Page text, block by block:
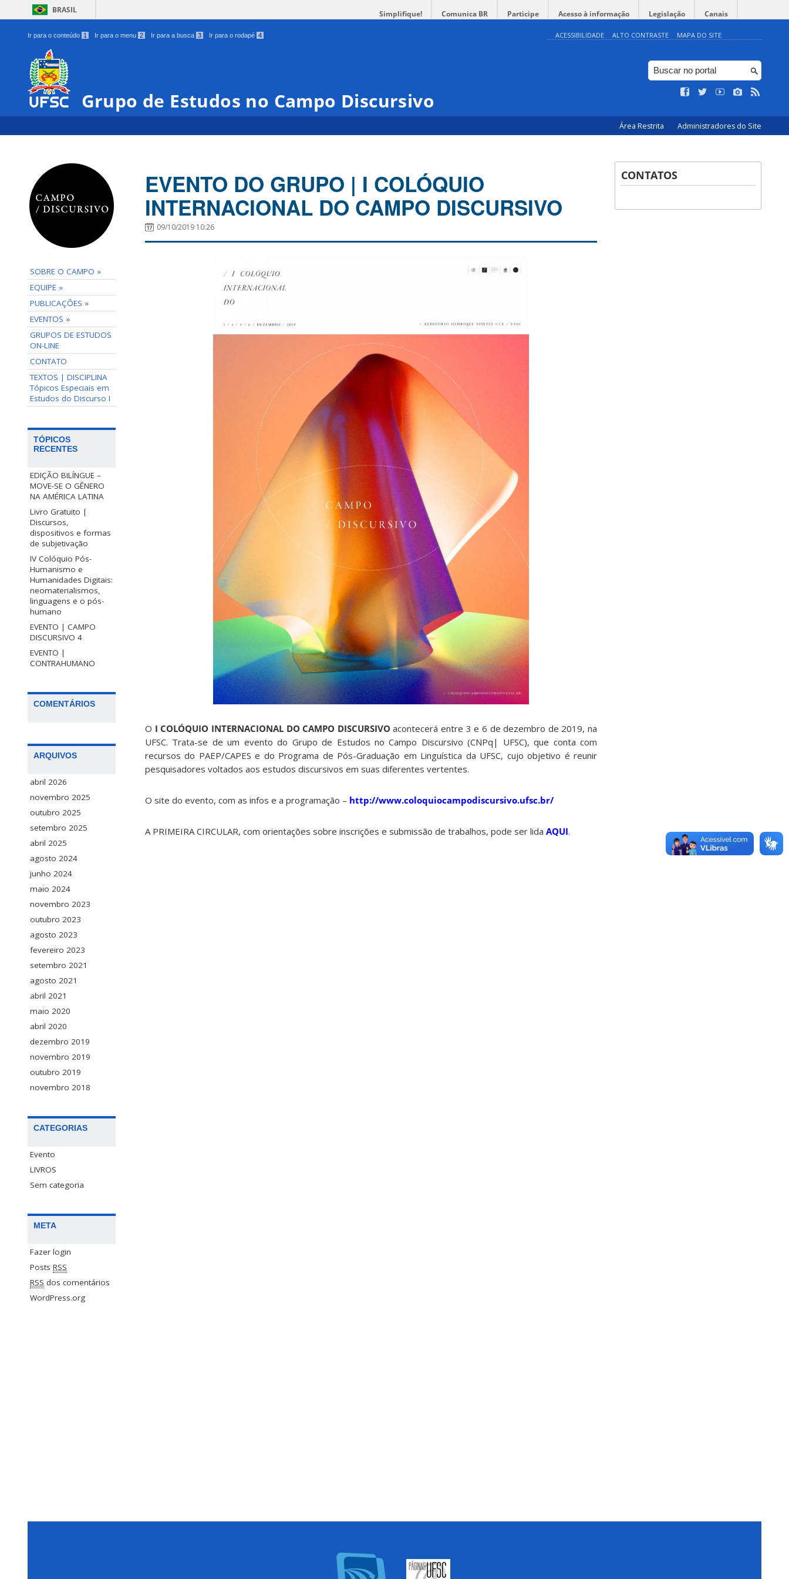
BRASIL Simplifique! Comunica BR Participe Acesso à informação Legislação Canais
Ir para o conteúdo 1 Ir para o menu 2 Ir para a busca 3 Ir para o rodapé 4 ACESSIBILIDADE ALTO CONTRASTE MAPA DO SITE
Grupo de Estudos no Campo Discursivo
Área Restrita Administradores do Site
SOBRE O CAMPO »
EQUIPE »
PUBLICAÇÕES »
EVENTOS »
GRUPOS DE ESTUDOS
ON-LINE
CONTATO
TEXTOS | DISCIPLINA
Tópicos Especiais em
Estudos do Discurso I
TÓPICOS
RECENTES
EDIÇÃO BILÍNGUE –
MOVE-SE O GÊNERO
NA AMÉRICA LATINA
Livro Gratuito |
Discursos,
dispositivos e formas
de subjetivação
IV Colóquio Pós-
Humanismo e
Humanidades Digitais:
neomaterialismos,
linguagens e o pós-
humano
EVENTO | CAMPO
DISCURSIVO 4
EVENTO |
CONTRAHUMANO
COMENTÁRIOS
ARQUIVOS
abril 2026
novembro 2025
outubro 2025
setembro 2025
abril 2025
agosto 2024
junho 2024
maio 2024
novembro 2023
outubro 2023
agosto 2023
fevereiro 2023
setembro 2021
agosto 2021
abril 2021
maio 2020
abril 2020
dezembro 2019
novembro 2019
outubro 2019
novembro 2018
CATEGORIAS
Evento
LIVROS
Sem categoria
META
Fazer login
Posts RSS
RSS dos comentários
WordPress.org
EVENTO DO GRUPO | I COLÓQUIO
INTERNACIONAL DO CAMPO DISCURSIVO
09/10/2019 10:26
O I COLÓQUIO INTERNACIONAL DO CAMPO DISCURSIVOacontecerá entre 3 e 6 de dezembro de 2019, na
UFSC. Trata-se de um evento do Grupo de Estudos no Campo Discursivo (CNPq| UFSC), que conta com
recursos do PAEP/CAPES e do Programa de Pós-Graduação em Linguística da UFSC, cujo objetivo é reunir
pesquisadores voltados aos estudos discursivos em suas diferentes vertentes.
O site do evento, com as infos e a programação – http://www.coloquiocampodiscursivo.ufsc.br/
A PRIMEIRA CIRCULAR, com orientações sobre inscrições e submissão de trabalhos, pode ser lida AQUI.
CONTATOS